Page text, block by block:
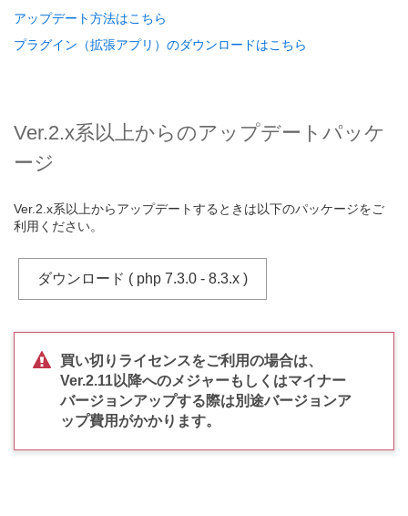
アップデート方法はこちら
プラグイン（拡張アプリ）のダウンロードはこちら
Ver.2.x系以上からのアップデートパッケ
ージ
Ver.2.x系以上からアップデートするときは以下のパッケージをご
利用ください。
ダウンロード ( php 7.3.0 - 8.3.x )
買い切りライセンスをご利用の場合は、
Ver.2.11以降へのメジャーもしくはマイナー
バージョンアップする際は別途バージョンア
ップ費用がかかります。